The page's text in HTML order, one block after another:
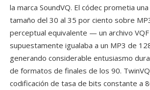
la marca SoundVQ. El códec prometia
tamaño del 30 al 35 por ciento sobre
perceptual equivalente — un archivo
supuestamente igualaba a un MP3 de
generando considerable entusiasmo
de formatos de finales de los 90.
codificación de tasa de bits constante a